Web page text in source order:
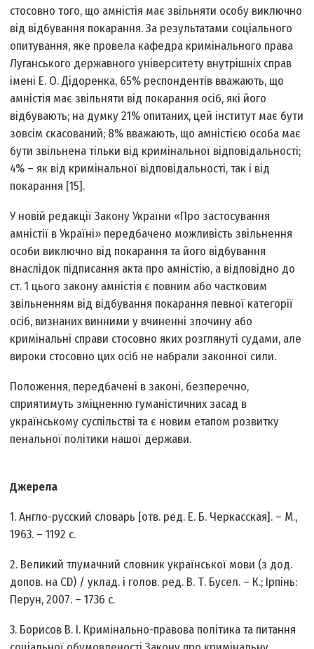
стосовно того, що амністія має звільняти особу виключно
від відбування покарання. За результатами соціального
опитування, яке провела кафедра кримінального права
Луганського державного університету внутрішніх справ
імені Е. О. Дідоренка, 65% респондентів вважають, що
амністія має звільняти від покарання осіб, які його
відбувають; на думку 21% опитаних, цей інститут має бути
зовсім скасований; 8% вважають, що амністією особа має
бути звільнена тільки від кримінальної відповідальності;
4% – як від кримінальної відповідальності, так і від
покарання [15].
У новій редакції Закону України «Про застосування
амністії в Україні» передбачено можливість звільнення
особи виключно від покарання та його відбування
внаслідок підписання акта про амністію, а відповідно до
ст. 1 цього закону амністія є повним або частковим
звільненням від відбування покарання певної категорії
осіб, визнаних винними у вчиненні злочину або
кримінальні справи стосовно яких розглянуті судами, але
вироки стосовно цих осіб не набрали законної сили.
Положення, передбачені в законі, безперечно,
сприятимуть зміцненню гуманістичних засад в
українському суспільстві та є новим етапом розвитку
пенальної політики нашої держави.
Джерела
1. Англо-русский словарь [отв. ред. Е. Б. Черкасская]. – М.,
1963. – 1192 с.
2. Великий тлумачний словник української мови (з дод.
допов. на CD) / уклад. і голов. ред. В. Т. Бусел. – К.; Ірпінь:
Перун, 2007. – 1736 с.
3. Борисов В. І. Кримінально-правова політика та питання